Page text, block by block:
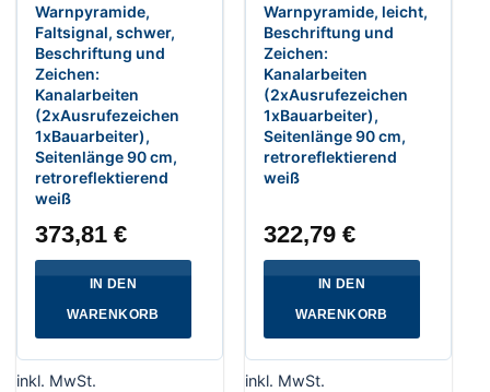
Warnpyramide,
Faltsignal, schwer,
Beschriftung und
Zeichen:
Kanalarbeiten
(2xAusrufezeichen
1xBauarbeiter),
Seitenlänge 90 cm,
retroreflektierend
weiß
373,81€
IN DEN
WARENKORB
inkl. MwSt.
Warnpyramide, leicht,
Beschriftung und
Zeichen:
Kanalarbeiten
(2xAusrufezeichen
1xBauarbeiter),
Seitenlänge 90 cm,
retroreflektierend
weiß
322,79€
IN DEN
WARENKORB
inkl. MwSt.